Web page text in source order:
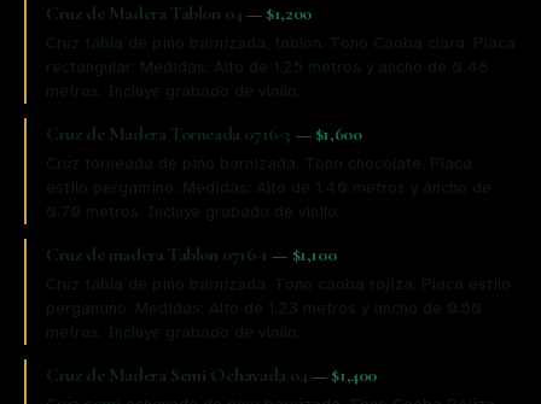
Cruz de Madera Tablon 04 — $1,200
Cruz tabla de pino barnizada, tablon. Tono Caoba clara. Placa
rectangular. Medidas: Alto de 1.25 metros y ancho de 0.48
metros. Incluye grabado de vinilo.
Cruz de Madera Torneada 0716-3 — $1,600
Cruz torneada de pino barnizada. Tono chocolate. Placa
estilo pergamino. Medidas: Alto de 1.40 metros y ancho de
0.70 metros. Incluye grabado de vinilo.
Cruz de madera Tablon 0716-1 — $1,100
Cruz tabla de pino barnizada. Tono caoba rojiza. Placa estilo
pergamino. Medidas: Alto de 1.23 metros y ancho de 0.50
metros. Incluye grabado de vinilo.
Cruz de Madera Semi Ochavada 04 — $1,400